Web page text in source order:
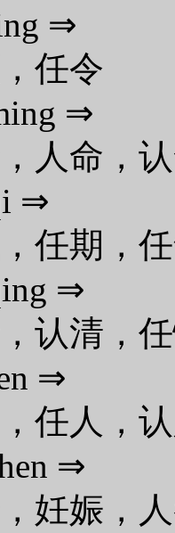
⇒
任令
⇒
人命，
⇒
任期，
⇒
认清，
⇒
任人，
⇒
妊娠，